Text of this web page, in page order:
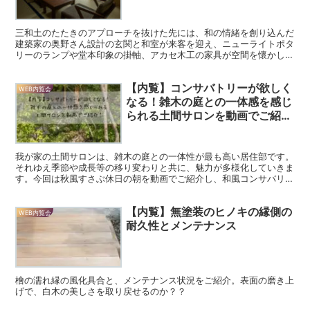
三和土のたたきのアプローチを抜けた先には、和の情緒を創り込んだ
建築家の奥野さん設計の玄関と和室が来客を迎え、ニューライトポタ
リーのランプや堂本印象の掛軸、アカセ木工の家具が空間を懷かしく
WEB内覧会
【内覧】コンサバトリーが欲しく
なる！雑木の庭との一体感を感じ
られる土間サロンを動画でご紹
我が家の土間サロンは、雑木の庭との一体性が最も高い居住部です。
それゆえ季節や成長等の移り変わりと共に、魅力が多様化していきま
す。今回は秋風すさぶ休日の朝を動画でご紹介し、和風コンサバリー
WEB内覧会
【内覧】無塗装のヒノキの縁側の
耐久性とメンテナンス
檜の濡れ縁の風化具合と、メンテナンス状況をご紹介。表面の磨き上
げで、白木の美しさを取り戻せるのか？？